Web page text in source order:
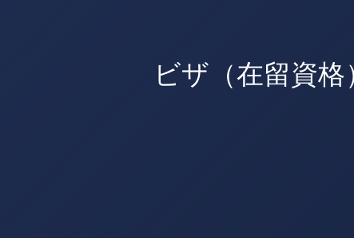
ビザ（在留資